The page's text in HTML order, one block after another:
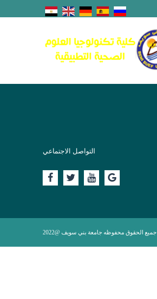
التواصل الاجتماعي
جميع الحقوق محفوظه جامعة بني سويف @2022